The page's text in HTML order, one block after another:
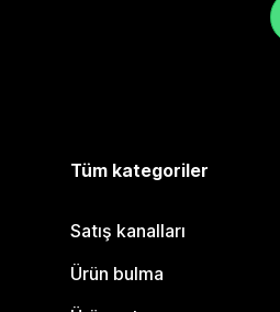
Tüm kategoriler
Satış kanalları
Ürün bulma